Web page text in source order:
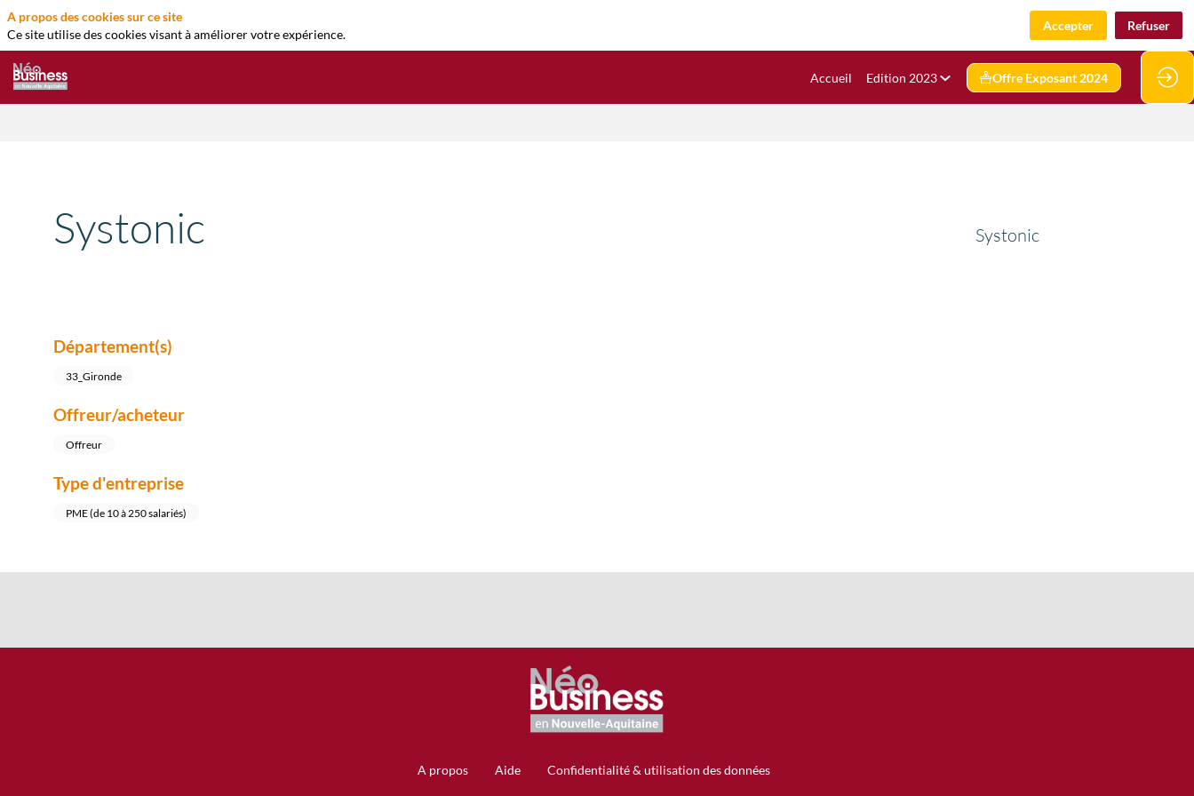
Accueil Edition 2023 Offre Exposant 2024
Systonic
Systonic
Département(s)
33_Gironde
Offreur/acheteur
Offreur
Type d'entreprise
PME (de 10 à 250 salariés)
A propos Aide Confidentialité & utilisation des données
A propos des cookies sur ce site
Ce site utilise des cookies visant à améliorer votre expérience.
Accepter Refuser